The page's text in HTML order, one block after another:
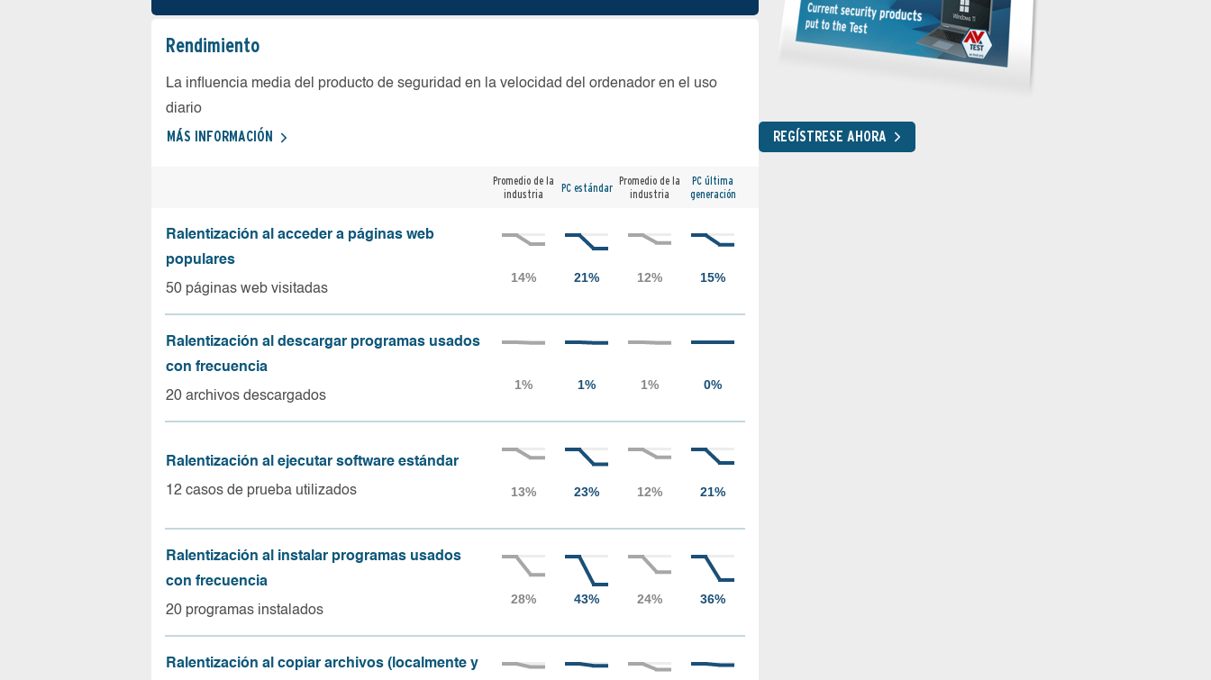
Rendimiento
La influencia media del producto de seguridad en la velocidad del ordenador en el uso
diario
MÁS INFORMACIÓN
Promedio de la
industria
PC estándar Promedio de la
industria
PC última
generación
Ralentización al acceder a páginas web
populares
50 páginas web visitadas
Ralentización al descargar programas usados
con frecuencia
20 archivos descargados
Ralentización al ejecutar software estándar
12 casos de prueba utilizados
Ralentización al instalar programas usados
con frecuencia
20 programas instalados
Ralentización al copiar archivos (localmente y
REGÍSTRESE AHORA